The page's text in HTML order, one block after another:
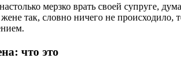
мерзко врать своей супруге,
так, словно ничего не происходило,
что это